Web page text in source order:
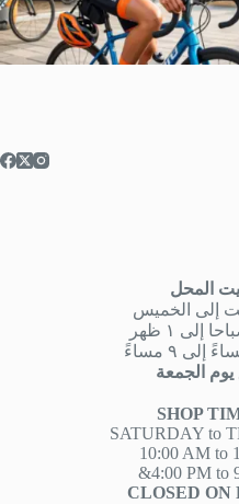
المحل
إلى الخميس
الجمعة
SHOP
SATURDAY to
10:00 AM to
&4:00 PM to
CLOSED ON